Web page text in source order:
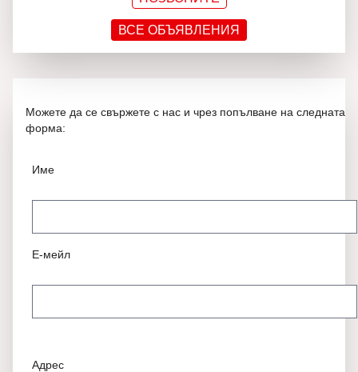
ВСЕ ОБЪЯВЛЕНИЯ
Можете да се свържете с нас и чрез попълване на следната
форма:
Име
Е-мейл
Адрес